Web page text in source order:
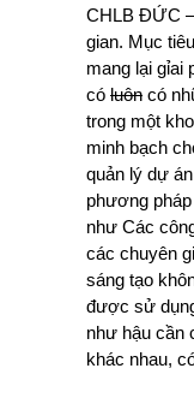
CHLB ĐỨC
gian. Mục
mang lại gỉai
có luôn có
trong một
minh bạch
quản lý dự
phương
như Các
các chuyên
sáng tạo
được sử
như hậu cần
khác nhau,